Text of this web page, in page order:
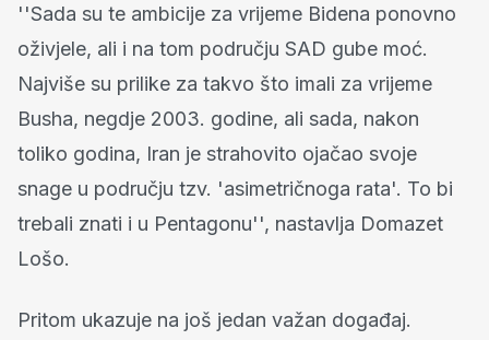
''Sada su te ambicije za vrijeme Bidena ponovno
oživjele, ali i na tom području SAD gube moć.
Najviše su prilike za takvo što imali za vrijeme
Busha, negdje 2003. godine, ali sada, nakon
toliko godina, Iran je strahovito ojačao svoje
snage u području tzv. 'asimetričnoga rata'. To bi
trebali znati i u Pentagonu'', nastavlja Domazet
Lošo.
Pritom ukazuje na još jedan važan događaj.